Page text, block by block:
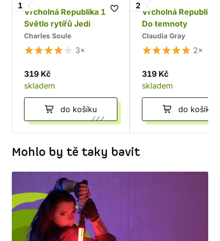
1
Vrcholná Republika 1:
Světlo rytířů Jedi
Charles Soule
3×
319 Kč
skladem
do košíku
2
Vrcholná Republika
Do temnoty
Claudia Gray
2×
319 Kč
skladem
do košíku
Mohlo by tě taky bavit